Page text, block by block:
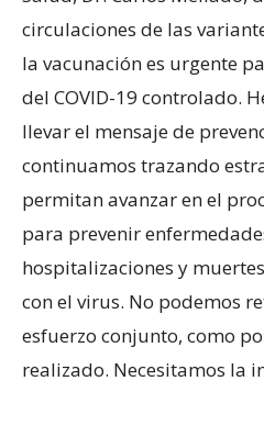
circulaciones de las
la vacunación es urgente
del COVID-19 controlado.
llevar el mensaje de
continuamos trazando
permitan avanzar en el
para prevenir
hospitalizaciones y
con el virus. No podemos
esfuerzo conjunto, como
realizado. Necesitamos la